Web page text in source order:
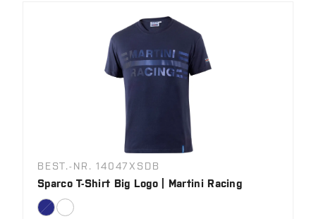
BEST.-NR. 14047XSDB
Sparco T-Shirt Big Logo | Martini Racing